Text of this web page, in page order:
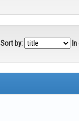
Sort by: In